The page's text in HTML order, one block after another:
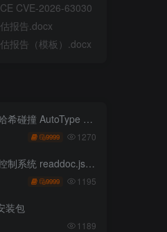
CVE-2026-63030
报告.docx
报告（模板）.docx
绕过远程代码执行
9999 1270
存在任意文件读取
9999 1195
装包
1189